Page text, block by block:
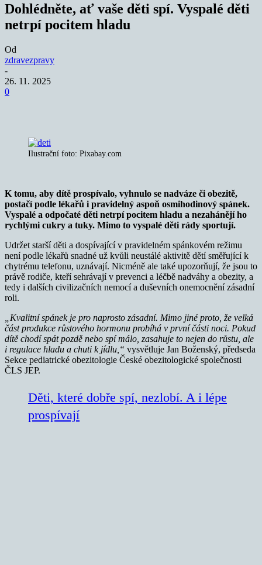
Dohlédněte, ať vaše děti spí. Vyspalé děti
netrpí pocitem hladu
Od
zdravezpravy
-
26. 11. 2025
0
Ilustrační foto: Pixabay.com
K tomu, aby dítě prospívalo, vyhnulo se nadváze či obezitě,
postačí podle lékařů i pravidelný aspoň osmihodinový spánek.
Vyspalé a odpočaté děti netrpí pocitem hladu a nezahánějí ho
rychlými cukry a tuky. Mimo to vyspalé děti rády sportují.
Udržet starší děti a dospívající v pravidelném spánkovém režimu
není podle lékařů snadné už kvůli neustálé aktivitě dětí směřující k
chytrému telefonu, uznávají. Nicméně ale také upozorňují, že jsou to
právě rodiče, kteří sehrávají v prevenci a léčbě nadváhy a obezity, a
tedy i dalších civilizačních nemocí a duševních onemocnění zásadní
roli.
Kvalitní spánek je pro naprosto zásadní. Mimo jiné proto, že velká
část produkce růstového hormonu probíhá v první části noci. Pokud
dítě chodí spát pozdě nebo spí málo, zasahuje to nejen do růstu, ale
i regulace hladu a chuti k jídlu ,“ vysvětluje Jan Boženský, předseda
Sekce pediatrické obezitologie České obezitologické společnosti
ČLS JEP.
Děti, které dobře spí, nezlobí. A i lépe
prospívají